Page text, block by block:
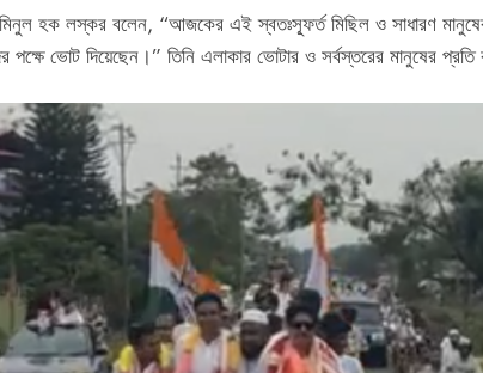
হক লস্কর বলেন, “আজকের এই স্বতঃস্ফূর্ত মিছিল ও সাধারণ
পক্ষে ভোট দিয়েছেন।” তিনি এলাকার ভোটার ও সর্বস্তরের মানুষের